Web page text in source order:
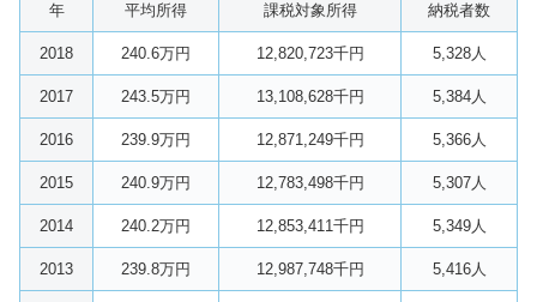
年 平均所得 課税対象所得 納税者数
2018 240.6万円 12,820,723千円 5,328人
2017 243.5万円 13,108,628千円 5,384人
2016 239.9万円 12,871,249千円 5,366人
2015 240.9万円 12,783,498千円 5,307人
2014 240.2万円 12,853,411千円 5,349人
2013 239.8万円 12,987,748千円 5,416人